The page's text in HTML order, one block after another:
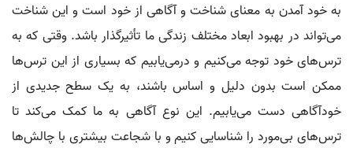
به خود آمدن به معنای شناخت و آگاهی از خود است و این شناخت
می‌تواند در بهبود ابعاد مختلف زندگی ما تأثیرگذار باشد. وقتی که به
ترس‌های خود توجه می‌کنیم و درمی‌یابیم که بسیاری از این ترس‌ها
ممکن است بدون دلیل و اساس باشند، به یک سطح جدیدی از
خودآگاهی دست می‌یابیم. این نوع آگاهی به ما کمک می‌کند تا
ترس‌های بی‌مورد را شناسایی کنیم و با شجاعت بیشتری با چالش‌ها